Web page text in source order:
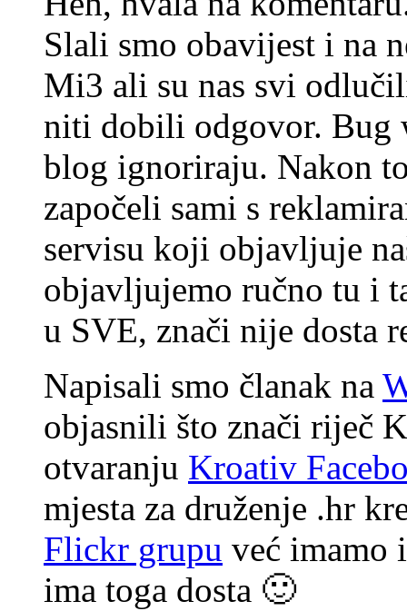
Slali smo obavijest i na
Mi3 ali su nas svi
niti dobili odgovor. Bug
blog ignoriraju. Nakon
započeli sami s
servisu koji objavljuje
objavljujemo ručno tu i
u SVE, znači nije dosta
Napisali smo članak na
objasnili što znači riječ
otvaranju Kroativ
mjesta za druženje .hr
Flickr grupu već imamo
ima toga dosta 🙂